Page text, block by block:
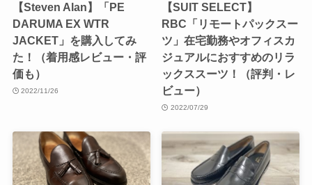
【Steven Alan】「PE
DARUMA EX WTR
JACKET」を購入してみ
た！（着用感レビュー・評
価も）
2022/11/26
【SUIT SELECT】
RBC「リモートパックスー
ツ」在宅勤務やオフィスカ
ジュアルにおすすめのリラ
ックススーツ！（評判・レ
ビュー）
2022/07/29